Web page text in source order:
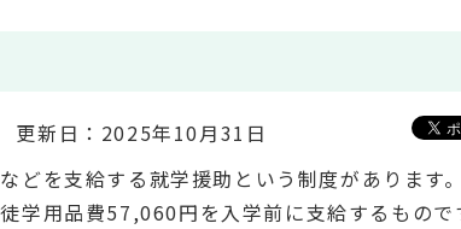
更新日：2025年10月31日
どを支給する就学援助という制度があります
学用品費57,060円を入学前に支給するもので